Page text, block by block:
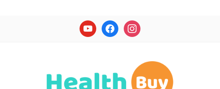
youtube facebookinstagram